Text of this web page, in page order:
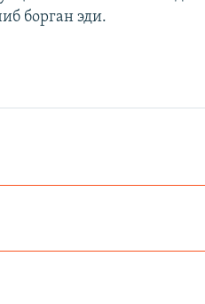
борган эди.